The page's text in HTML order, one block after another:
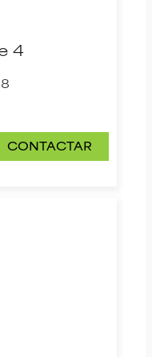
4
CONTACTAR